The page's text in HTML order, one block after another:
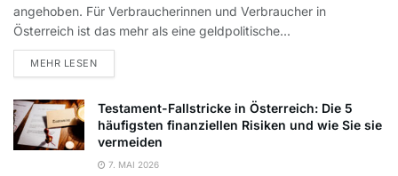
angehoben. Für Verbraucherinnen und Verbraucher in
Österreich ist das mehr als eine geldpolitische...
MEHR LESENDETAILS
Testament-Fallstricke in Österreich: Die 5
häufigsten finanziellen Risiken und wie Sie sie
vermeiden
7. MAI 2026